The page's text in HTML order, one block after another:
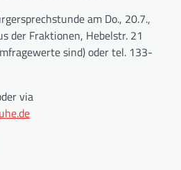
am Do., 20.7.,
der Fraktionen, Hebelstr. 21
sind) oder tel. 133-
via